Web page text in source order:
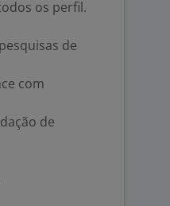
os perfil.
de
com
de